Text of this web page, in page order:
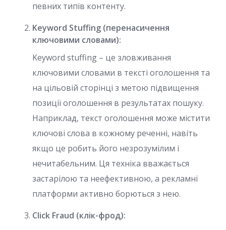
певних типів контенту.
Keyword Stuffing (перенасичення
ключовими словами):
Keyword stuffing – це зловживання
ключовими словами в тексті оголошення та
на цільовій сторінці з метою підвищення
позиції оголошення в результатах пошуку.
Наприклад, текст оголошення може містити
ключові слова в кожному реченні, навіть
якщо це робить його незрозумілим і
нечитабельним. Ця техніка вважається
застарілою та неефективною, а рекламні
платформи активно борються з нею.
Click Fraud (клік-фрод):